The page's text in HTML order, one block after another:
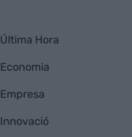
Última Hora
Economia
Empresa
Innovació